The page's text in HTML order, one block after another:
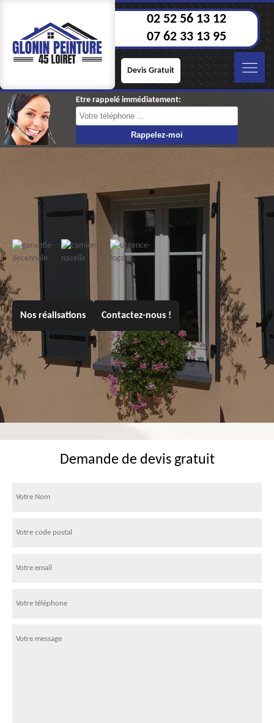
02 52 56 13 12
07 62 33 13 95
Devis Gratuit
Etre rappelé immédiatement:
Nos réalisations Contactez-nous !
Demande de devis gratuit